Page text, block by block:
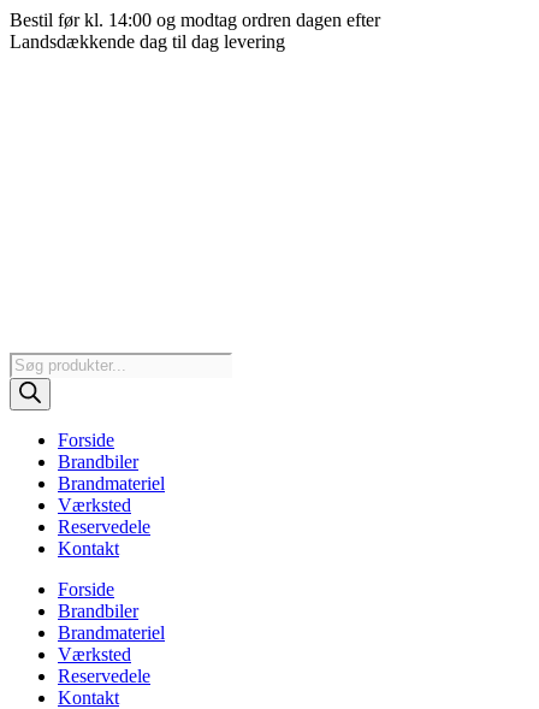
Videre
til
Bestil før kl. 14:00 og modtag ordren dagen efter
Landsdækkende dag til dag levering
Products
search
Forside
Brandbiler
Brandmateriel
Værksted
Reservedele
Kontakt
Forside
Brandbiler
Brandmateriel
Værksted
Reservedele
Kontakt